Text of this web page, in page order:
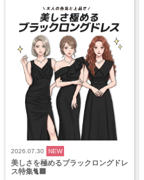
2026.07.30 NEW
美しさを極めるブラックロングドレ
ス特集🐈‍⬛